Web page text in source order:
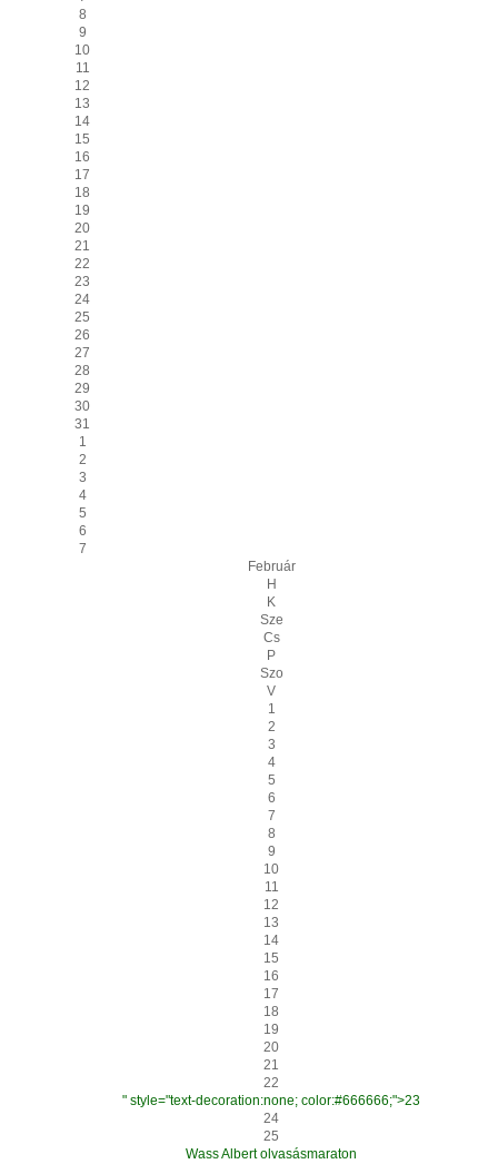
8
9
10
11
12
13
14
15
16
17
18
19
20
21
22
23
24
25
26
27
28
29
30
31
1
2
3
4
5
6
7
Február
H
K
Sze
Cs
P
Szo
V
1
2
3
4
5
6
7
8
9
10
11
12
13
14
15
16
17
18
19
20
21
22
" style="text-decoration:none; color:#666666;">23
24
25
Wass Albert olvasásmaraton